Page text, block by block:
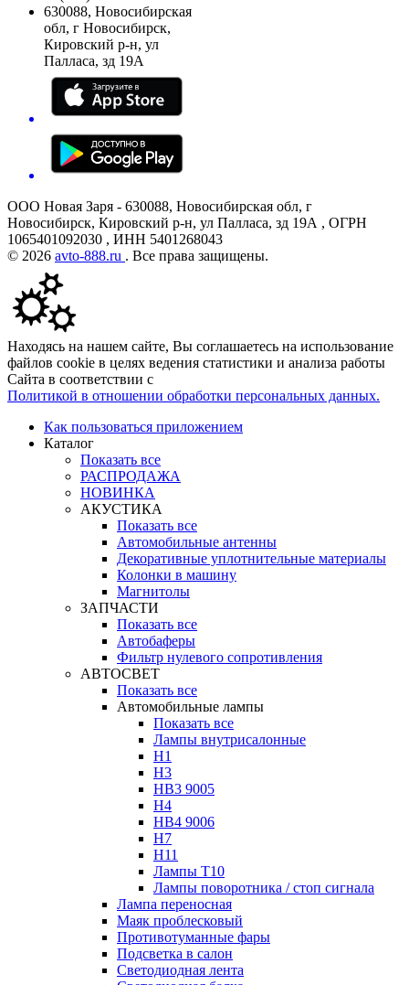
630088, Новосибирская
обл, г Новосибирск,
Кировский р-н, ул
Палласа, зд 19А
ООО Новая Заря - 630088, Новосибирская обл, г
Новосибирск, Кировский р-н, ул Палласа, зд 19А , ОГРН
1065401092030 , ИНН 5401268043
© 2026 avto-888.ru . Все права защищены.
Находясь на нашем сайте, Вы соглашаетесь на использование
файлов cookie в целях ведения статистики и анализа работы
Сайта в соответствии с
Политикой в отношении обработки персональных данных.
Как пользоваться приложением
Каталог
Показать все
РАСПРОДАЖА
НОВИНКА
АКУСТИКА
Показать все
Автомобильные антенны
Декоративные уплотнительные материалы
Колонки в машину
Магнитолы
ЗАПЧАСТИ
Показать все
Автобаферы
Фильтр нулевого сопротивления
АВТОСВЕТ
Показать все
Автомобильные лампы
Показать все
Лампы внутрисалонные
H1
H3
HB3 9005
H4
HB4 9006
H7
H11
Лампы Т10
Лампы поворотника / стоп сигнала
Лампа переносная
Маяк проблесковый
Противотуманные фары
Подсветка в салон
Светодиодная лента